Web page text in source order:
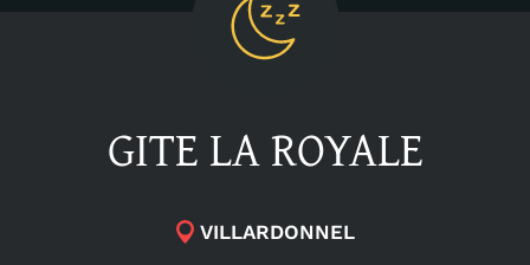
GITE LA ROYALE
VILLARDONNEL